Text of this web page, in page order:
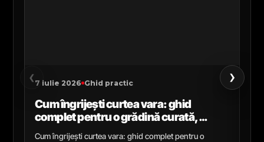
‹ 7 iulie 2026 Ghid practic
Cum îngrijești curtea vara: ghid
complet pentru o grădină curată,
sănătoasă și ușor de întreținut
Cum îngrijești curtea vara: ghid complet pentru o
›